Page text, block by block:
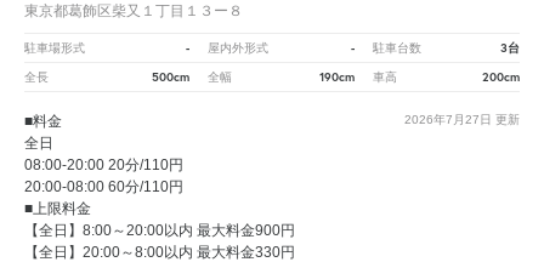
東京都葛飾区柴又１丁目１３ー８
駐車場形式 - 屋内外形式 - 駐車台数 3台
全長 500cm 全幅 190cm 車高 200cm
2026年7月27日 更新
■料金
全日
08:00-20:00 20分/110円
20:00-08:00 60分/110円
■上限料金
【全日】8:00～20:00以内 最大料金900円
【全日】20:00～8:00以内 最大料金330円